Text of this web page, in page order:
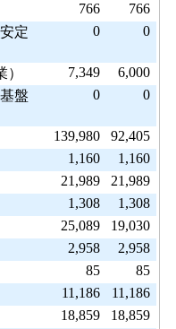
766
766
定
0 0
7,349
6,000
盤
0 0
139,980
92,405
1,160
1,160
21,989
21,989
1,308
1,308
25,089
19,030
2,958
2,958
85
85
11,186
11,186
18,859
18,859